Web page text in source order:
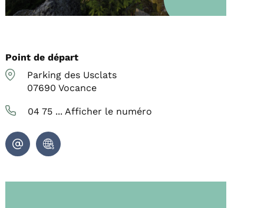
Point de départ
Parking des Usclats
07690 Vocance
04 75 ... Afficher le numéro